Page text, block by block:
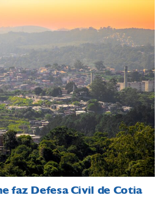
faz Defesa Civil de Cotia